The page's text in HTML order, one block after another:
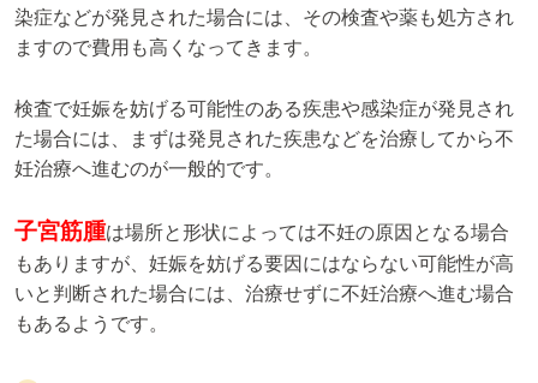
染症などが発見された場合には、その検査や薬も処方され
ますので費用も高くなってきます。
検査で妊娠を妨げる可能性のある疾患や感染症が発見され
た場合には、まずは発見された疾患などを治療してから不
妊治療へ進むのが一般的です。
子宮筋腫は場所と形状によっては不妊の原因となる場合
もありますが、妊娠を妨げる要因にはならない可能性が高
いと判断された場合には、治療せずに不妊治療へ進む場合
もあるようです。